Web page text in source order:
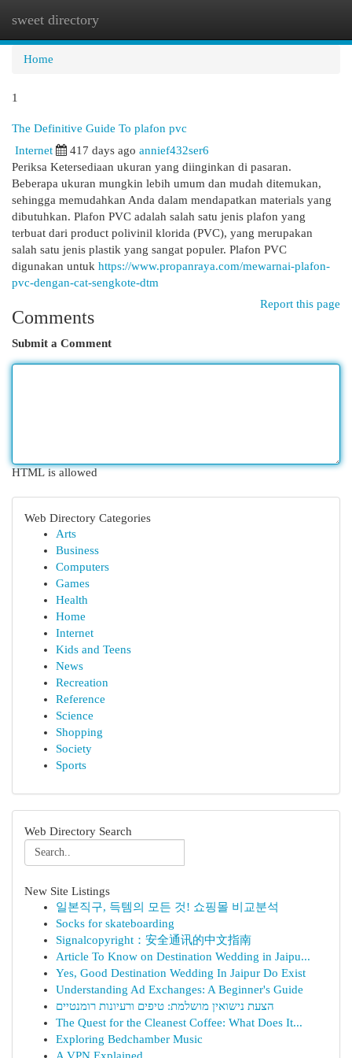
sweet directory
Home
1
The Definitive Guide To plafon pvc
Internet 417 days ago annief432ser6
Periksa Ketersediaan ukuran yang diinginkan di pasaran.
Beberapa ukuran mungkin lebih umum dan mudah ditemukan,
sehingga memudahkan Anda dalam mendapatkan materials yang
dibutuhkan. Plafon PVC adalah salah satu jenis plafon yang
terbuat dari product polivinil klorida (PVC), yang merupakan
salah satu jenis plastik yang sangat populer. Plafon PVC
digunakan untuk https://www.propanraya.com/mewarnai-plafon-
pvc-dengan-cat-sengkote-dtm
Report this page
Comments
Submit a Comment
HTML is allowed
Web Directory Categories
Arts
Business
Computers
Games
Health
Home
Internet
Kids and Teens
News
Recreation
Reference
Science
Shopping
Society
Sports
Web Directory Search
New Site Listings
일본직구, 득템의 모든 것! 쇼핑몰 비교분석
Socks for skateboarding
Signalcopyright：安全通讯的中文指南
Article To Know on Destination Wedding in Jaipu...
Yes, Good Destination Wedding In Jaipur Do Exist
Understanding Ad Exchanges: A Beginner's Guide
הצעת נישואין מושלמת: טיפים ורעיונות רומנטיים
The Quest for the Cleanest Coffee: What Does It...
Exploring Bedchamber Music